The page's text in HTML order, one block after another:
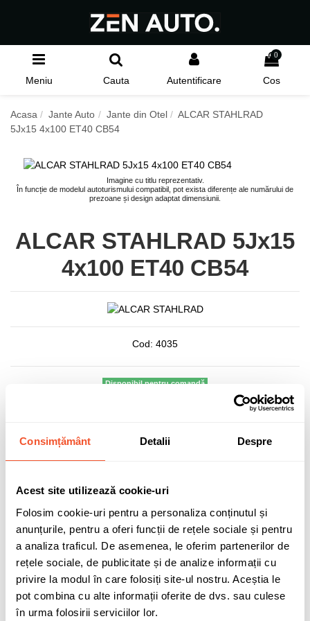
Consimțământ Detalii Despre
Acest site utilizează cookie-uri
Folosim cookie-uri pentru a personaliza conținutul și
anunțurile, pentru a oferi funcții de rețele sociale și pentru
a analiza traficul. De asemenea, le oferim partenerilor de
rețele sociale, de publicitate și de analize informații cu
privire la modul în care folosiți site-ul nostru. Aceștia le
pot combina cu alte informații oferite de dvs. sau culese
în urma folosirii serviciilor lor.
Meniu Cauta Autentificare
0
Cos
Acasa Jante Auto Jante din Otel
ALCAR STAHLRAD
5Jx15 4x100 ET40 CB54
Imagine cu titlu reprezentativ.
În funcție de modelul autoturismului compatibil, pot exista diferențe ale numărului de
prezoane și design adaptat dimensiunii.
ALCAR STAHLRAD 5Jx15
4x100 ET40 CB54
Cod: 4035
Disponibil pentru comandă
Data estimată pentru expediere prin curier: Luni, 10/08/2026
366,86 lei
Adaugă în coș
Solicită informații